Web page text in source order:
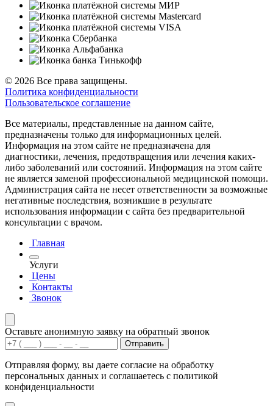
© 2026 Все права защищены.
Политика конфиденциальности
Пользовательское соглашение
Все материалы, представленные на данном сайте,
предназначены только для информационных целей.
Информация на этом сайте не предназначена для
диагностики, лечения, предотвращения или лечения каких-
либо заболеваний или состояний. Информация на этом сайте
не является заменой профессиональной медицинской помощи.
Администрация сайта не несет ответственности за возможные
негативные последствия, возникшие в результате
использования информации с сайта без предварительной
консультации с врачом.
Главная
Услуги
Цены
Контакты
Звонок
Оставьте анонимную заявку на обратный звонок
Отправить
Отправляя форму, вы даете согласие на обработку
персональных данных и соглашаетесь с политикой
конфиденциальности